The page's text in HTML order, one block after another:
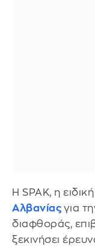
Η SPAK, η
Αλβανίας για
διαφθοράς,
ξεκινήσει